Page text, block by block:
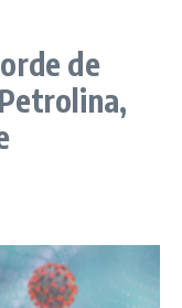
de